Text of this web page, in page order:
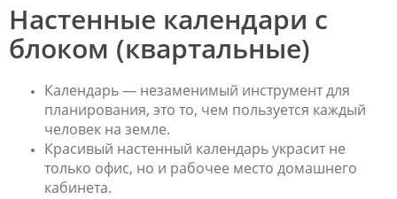
Настенные календари с
блоком (квартальные)
Календарь — незаменимый инструмент для
планирования, это то, чем пользуется каждый
человек на земле.
Красивый настенный календарь украсит не
только офис, но и рабочее место домашнего
кабинета.